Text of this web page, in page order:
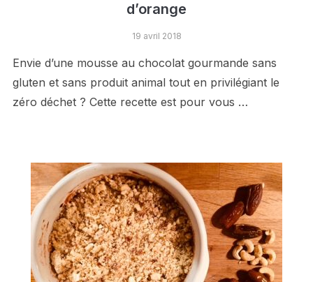
d’orange
19 avril 2018
Envie d’une mousse au chocolat gourmande sans
gluten et sans produit animal tout en privilégiant le
zéro déchet ? Cette recette est pour vous …